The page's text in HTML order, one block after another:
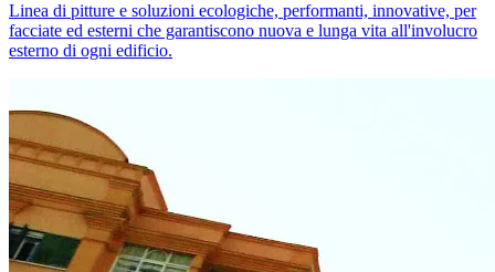
Linea di pitture e soluzioni ecologiche, performanti, innovative, per
facciate ed esterni che garantiscono nuova e lunga vita all'involucro
esterno di ogni edificio.